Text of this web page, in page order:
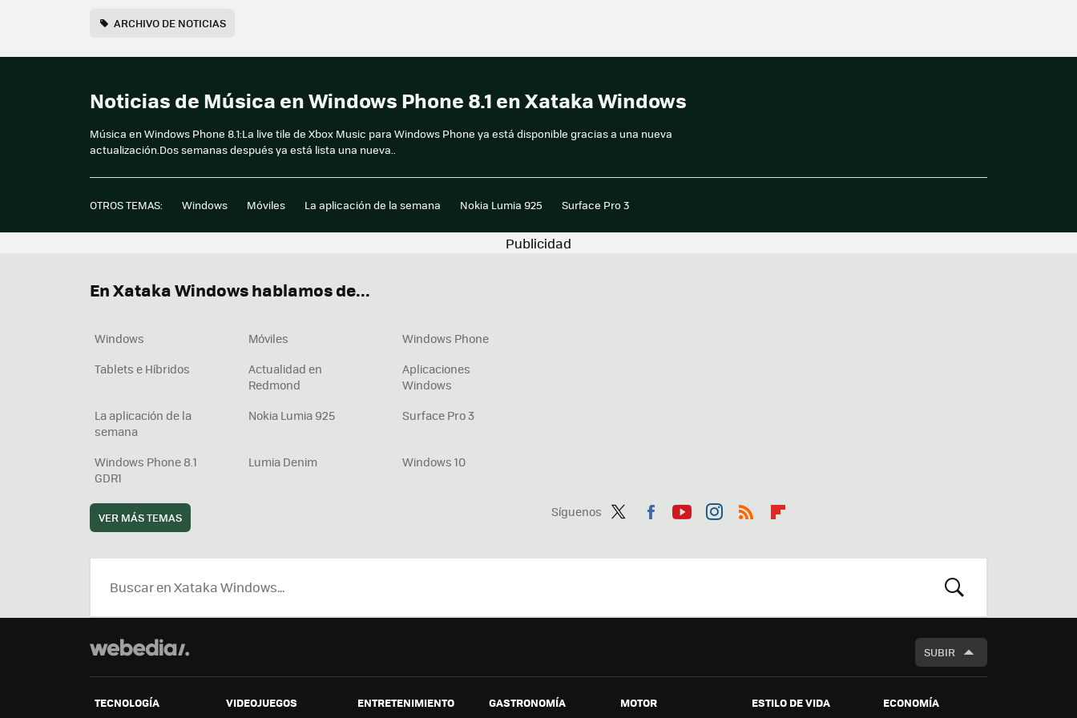
ARCHIVO DE NOTICIAS
Noticias de Música en Windows Phone 8.1 en Xataka Windows
Música en Windows Phone 8.1:La live tile de Xbox Music para Windows Phone ya está disponible gracias a una nueva
actualización.Dos semanas después ya está lista una nueva..
OTROS TEMAS: Windows Móviles La aplicación de la semana Nokia Lumia 925 Surface Pro 3
Síguenos
ter
ebo tub agr
boa
En Xataka Windows hablamos de...
Windows Móviles
Windows Phone
Tablets e Híbridos
Actualidad en
Redmond
Aplicaciones
Windows
La aplicación de la
semana
Nokia Lumia 925 Surface Pro 3
Windows Phone 8.1
GDR1
Lumia Denim Windows 10
VER MÁS TEMAS
BUSCAR
SUBIR
TECNOLOGÍA VIDEOJUEGOS ENTRETENIMIENTO GASTRONOMÍA MOTOR ESTILO DE VIDA ECONOMÍA